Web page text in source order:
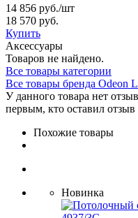
14 856 руб./шт
18 570 руб.
Купить
Аксессуары
Товаров не найдено.
Все товары категории
Все товары бренда Odeon
У данного товара нет
первым, кто оставил отзыв
Похожие товары
Новинка